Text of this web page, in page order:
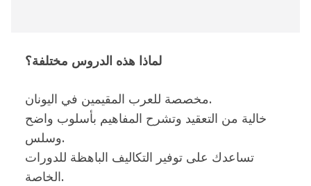
لماذا هذه الدروس مختلفة؟
مخصصة للعرب المقيمين في اليونان.
خالية من التعقيد وتشرح المفاهيم بأسلوب واضح
وسلس.
تساعدك على توفير التكاليف الباهظة للدورات
الخاصة.